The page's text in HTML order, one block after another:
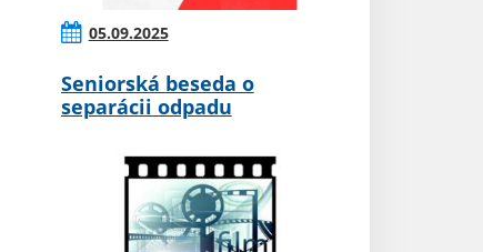
05.09.2025
Seniorská beseda o
separácii odpadu